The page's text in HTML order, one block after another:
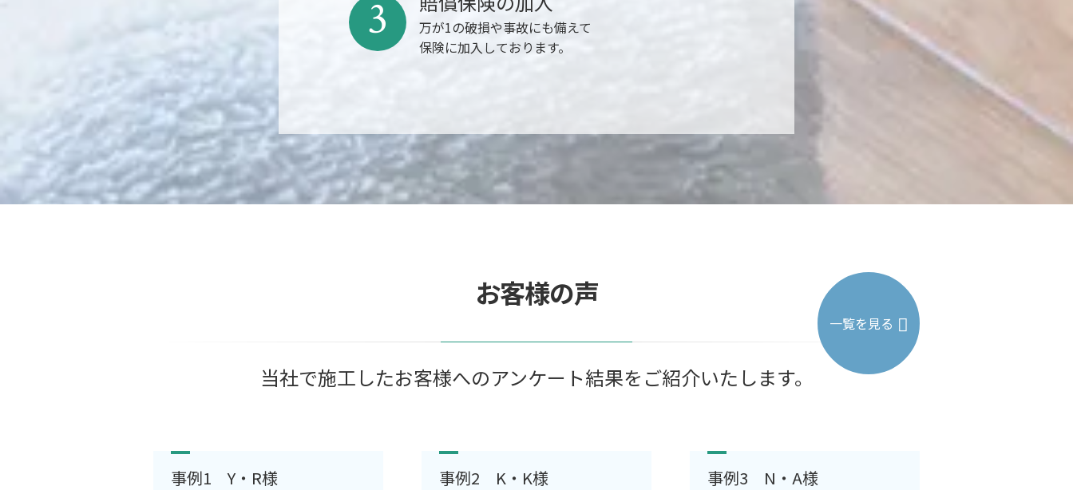
万が1の破損や事故にも備えて
保険に加入しております。
3
お客様の声
当社で施工したお客様へのアンケート結果をご紹介いたします。
一覧を見る
事例1 Y・R様 事例2 K・K様 事例3 N・A様